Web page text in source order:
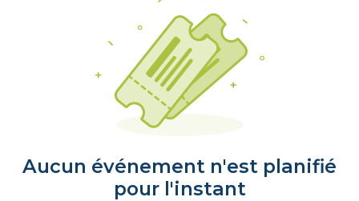
Aucun événement n'est planifié
pour l'instant